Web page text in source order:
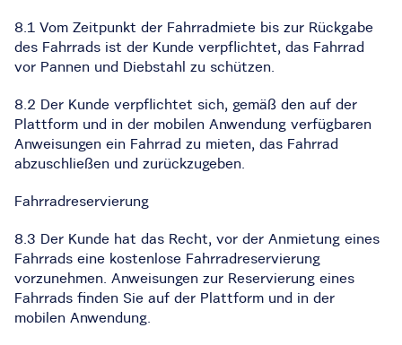
8.1 Vom Zeitpunkt der Fahrradmiete bis zur Rückgabe
des Fahrrads ist der Kunde verpflichtet, das Fahrrad
vor Pannen und Diebstahl zu schützen.
8.2 Der Kunde verpflichtet sich, gemäß den auf der
Plattform und in der mobilen Anwendung verfügbaren
Anweisungen ein Fahrrad zu mieten, das Fahrrad
abzuschließen und zurückzugeben.
Fahrradreservierung
8.3 Der Kunde hat das Recht, vor der Anmietung eines
Fahrrads eine kostenlose Fahrradreservierung
vorzunehmen. Anweisungen zur Reservierung eines
Fahrrads finden Sie auf der Plattform und in der
mobilen Anwendung.